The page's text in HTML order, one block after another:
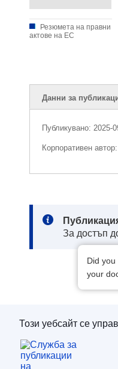
Резюмета на правни
актове на ЕС
Данни за
Публикувано: 2025-
Корпоративен aвтор:
Note:
За достъп
Did
your
Служба за
Този уебсайт се